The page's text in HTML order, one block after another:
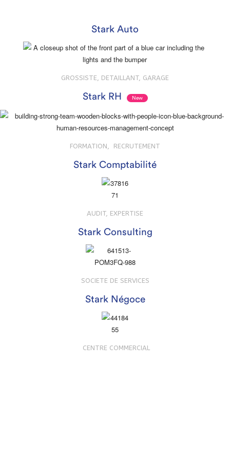
Stark Auto
GROSSISTE, DETAILLANT, GARAGE
Stark RH New
FORMATION, RECRUTEMENT
Stark Comptabilité
AUDIT, EXPERTISE
Stark Consulting
SOCIETE DE SERVICES
Stark Négoce
CENTRE COMMERCIAL